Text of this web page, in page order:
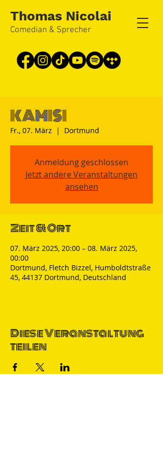
Thomas Nicolai
Comedian & Sprecher
KAMISI
Fr., 07. März
  |
Dortmund
Anmeldung geschlossen
Jetzt andere Veranstaltungen
ansehen
Zeit & Ort
07. März 2025, 20:00 – 08. März 2025,
00:00
Dortmund, Fletch Bizzel, Humboldtstraße
45, 44137 Dortmund, Deutschland
Diese Veranstaltung
teilen